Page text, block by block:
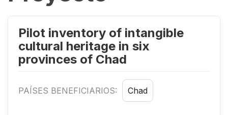
Pilot inventory of intangible
cultural heritage in six
provinces of Chad
PAÍSES BENEFICIARIOS: Chad